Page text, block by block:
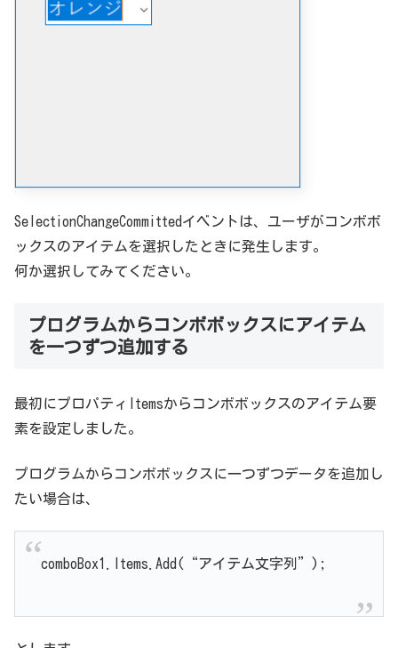
SelectionChangeCommittedイベントは、ユーザがコンボボ
ックスのアイテムを選択したときに発生します。
何か選択してみてください。
プログラムからコンボボックスにアイテム
を一つずつ追加する
最初にプロパティItemsからコンボボックスのアイテム要
素を設定しました。
プログラムからコンボボックスに一つずつデータを追加し
たい場合は、
comboBox1.Items.Add(“アイテム文字列”);